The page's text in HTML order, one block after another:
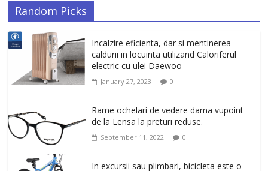
Random Picks
Incalzire eficienta, dar si mentinerea
caldurii in locuinta utilizand Caloriferul
electric cu ulei Daewoo
January 27, 2023 0
Rame ochelari de vedere dama vupoint
de la Lensa la preturi reduse.
September 11, 2022 0
In excursii sau plimbari, bicicleta este o